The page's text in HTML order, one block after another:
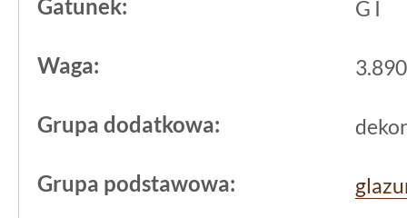
Materiał:
: Wykorzystanie
utrzymaniu czystości.
światło, nadając wnętrzu lekkości
powiększając.
Element dekoracyjny: Subtelny
Gatunek: G I
Waga:
Grupa dodatkowa: dekor
Grupa podstawowa: